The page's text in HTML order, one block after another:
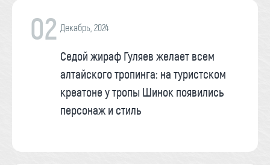
02 Декабрь, 2024
Седой жираф Гуляев желает всем
алтайского тропинга: на туристском
креатоне у тропы Шинок появились
персонаж и стиль